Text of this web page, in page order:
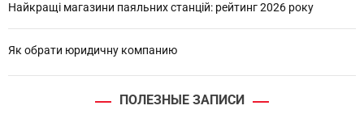
Найкращі магазини паяльних станцій: рейтинг 2026 року
Як обрати юридичну компанию
ПОЛЕЗНЫЕ ЗАПИСИ